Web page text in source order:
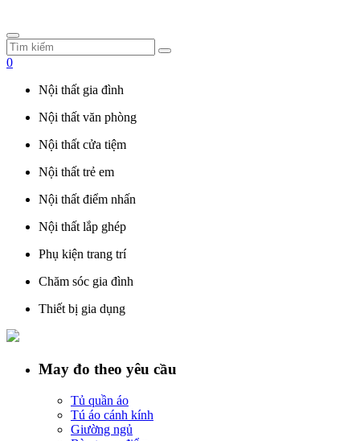
0
Nội thất gia đình
Nội thất văn phòng
Nội thất cửa tiệm
Nội thất trẻ em
Nội thất điểm nhấn
Nội thất lắp ghép
Phụ kiện trang trí
Chăm sóc gia đình
Thiết bị gia dụng
May đo theo yêu cầu
Tủ quần áo
Tú áo cánh kính
Giường ngủ